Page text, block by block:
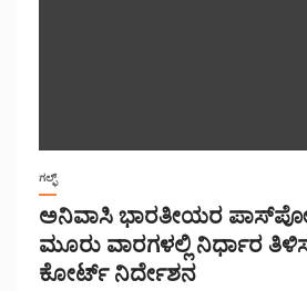
ಗಲ್ಫ್
ಅನಿವಾಸಿ ಭಾರತೀಯರ
ಮೂರು ವಾರಗಳಲ್ಲಿ ನಿರ್ಧಾರ
ಕೋರ್ಟ್ ನಿರ್ದೇಶನ